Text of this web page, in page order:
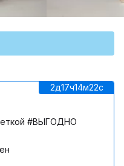
2д17ч14м22c
#ВЫГОДНО